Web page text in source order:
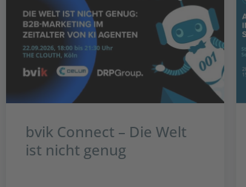
bvik Connect – Die Welt
ist nicht genug